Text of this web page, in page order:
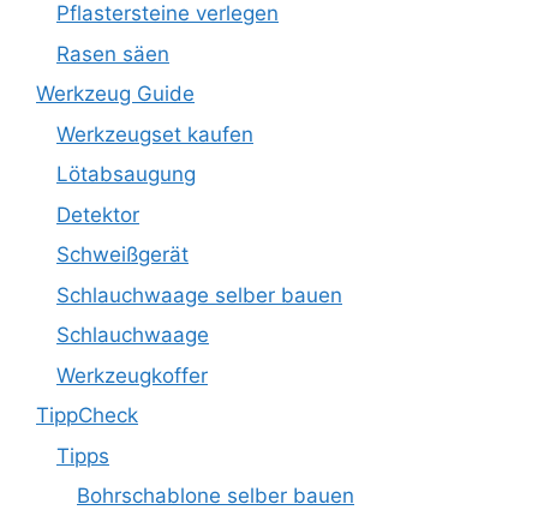
Pflastersteine verlegen
Rasen säen
Werkzeug Guide
Werkzeugset kaufen
Lötabsaugung
Detektor
Schweißgerät
Schlauchwaage selber bauen
Schlauchwaage
Werkzeugkoffer
TippCheck
Tipps
Bohrschablone selber bauen